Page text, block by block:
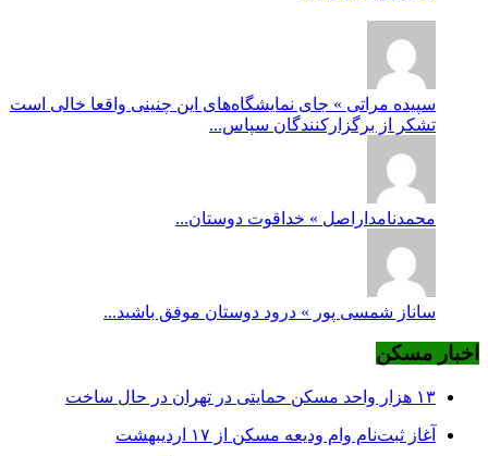
سپیده مراتی » جای نمایشگاه‌های این چنینی واقعا خالی است
تشکر از برگزارکنندگان سپاس...
محمدنامداراصل » خداقوت دوستان...
ساناز شمسی پور » درود دوستان موفق باشید...
اخبار مسکن
۱۳ هزار واحد مسکن حمایتی در تهران در حال ساخت
آغاز ثبت‌نام وام ودیعه مسکن از ۱۷ اردیبهشت